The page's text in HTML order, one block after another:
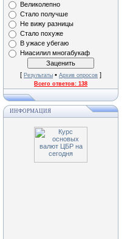
Великолепно
Стало получше
Не вижу разницы
Стало похуже
В ужасе убегаю
Ниасилил многабукаф
[ Результаты • Архив опросов ]
Всего ответов: 138
ИНФОРМАЦИЯ